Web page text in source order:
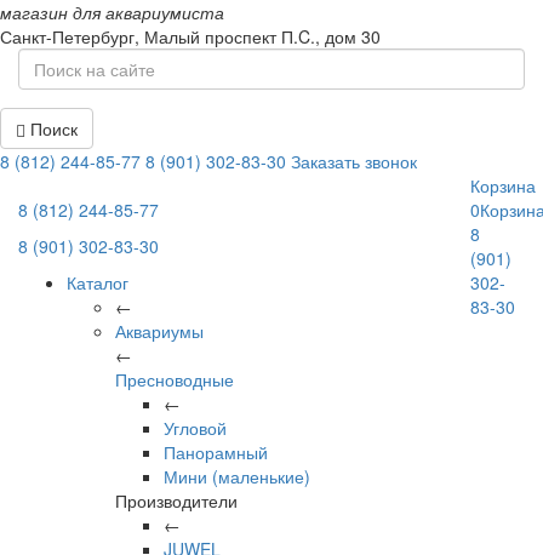
магазин для аквариумиста
Санкт-Петербург, Малый проспект П.C., дом 30
Поиск
8 (812) 244-85-77 8 (901) 302-83-30 Заказать звонок
8 (812) 244-85-77
8 (901) 302-83-30
Каталог
←
Аквариумы
←
Пресноводные
←
Угловой
Панорамный
Мини (маленькие)
Производители
←
JUWEL
Корзина
0
8
(901)
302-
83-30